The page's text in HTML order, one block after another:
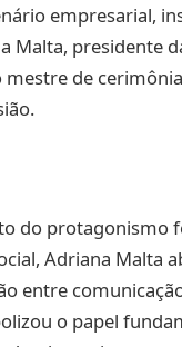
empresarial,
Malta, presidente
de
do protagonismo
Adriana Malta
entre
o papel